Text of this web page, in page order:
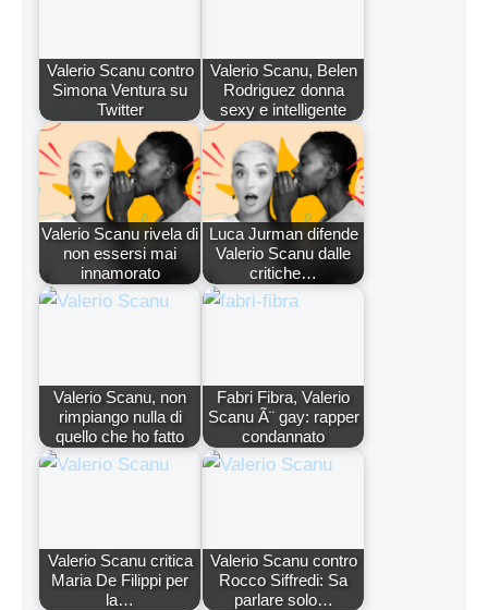
Valerio Scanu contro
Simona Ventura su
Twitter
Valerio Scanu, Belen
Rodriguez donna
sexy e intelligente
Valerio Scanu rivela di
non essersi mai
innamorato
Luca Jurman difende
Valerio Scanu dalle
critiche…
Valerio Scanu, non
rimpiango nulla di
quello che ho fatto
Fabri Fibra, Valerio
Scanu Ã¨ gay: rapper
condannato
Valerio Scanu critica
Maria De Filippi per
la…
Valerio Scanu contro
Rocco Siffredi: Sa
parlare solo…